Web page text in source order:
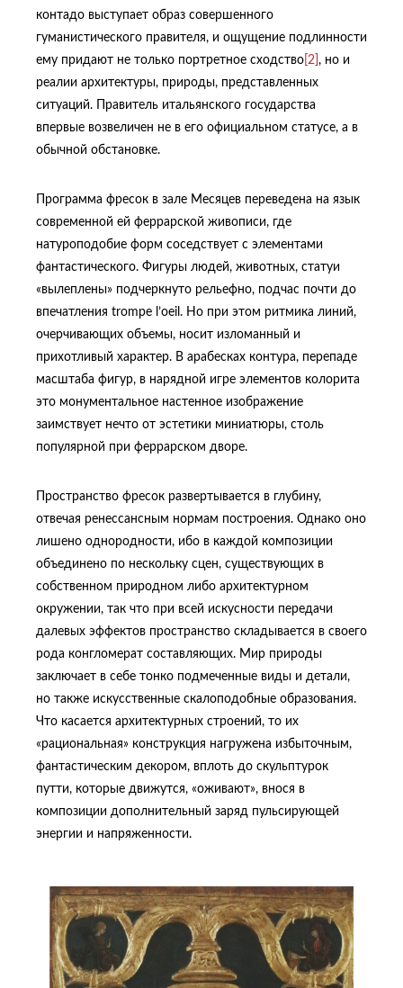
контадо выступает образ совершенного
гуманистического правителя, и ощущение подлинности
ему придают не только портретное сходство [2] , но и
реалии архитектуры, природы, представленных
ситуаций. Правитель итальянского государства
впервые возвеличен не в его официальном статусе, а в
обычной обстановке.
Программа фресок в зале Месяцев переведена на язык
современной ей феррарской живописи, где
натуроподобие форм соседствует с элементами
фантастического. Фигуры людей, животных, статуи
«вылеплены» подчеркнуто рельефно, подчас почти до
впечатления trompe l’oeil. Но при этом ритмика линий,
очерчивающих объемы, носит изломанный и
прихотливый характер. В арабесках контура, перепаде
масштаба фигур, в нарядной игре элементов колорита
это монументальное настенное изображение
заимствует нечто от эстетики миниатюры, столь
популярной при феррарском дворе.
Пространство фресок развертывается в глубину,
отвечая ренессансным нормам построения. Однако оно
лишено однородности, ибо в каждой композиции
объединено по нескольку сцен, существующих в
собственном природном либо архитектурном
окружении, так что при всей искусности передачи
далевых эффектов пространство складывается в своего
рода конгломерат составляющих. Мир природы
заключает в себе тонко подмеченные виды и детали,
но также искусственные скалоподобные образования.
Что касается архитектурных строений, то их
«рациональная» конструкция нагружена избыточным,
фантастическим декором, вплоть до скульптурок
путти, которые движутся, «оживают», внося в
композиции дополнительный заряд пульсирующей
энергии и напряженности.